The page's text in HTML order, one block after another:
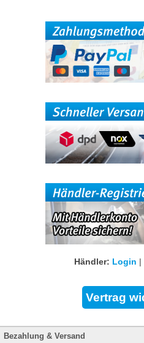
Händler: Login |
Bezahlung & Versand